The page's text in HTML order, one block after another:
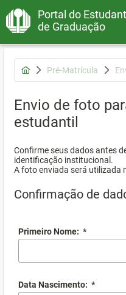
Portal do
de Graduação
Pré-Matrícula
Envio de foto
estudantil
Confirme seus dados antes
identificação institucional.
A foto enviada será utilizada
Confirmação de
Primeiro Nome: *
Data Nascimento: *